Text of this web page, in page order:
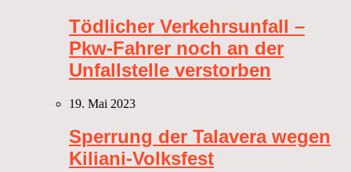
Tödlicher Verkehrsunfall –
Pkw-Fahrer noch an der
Unfallstelle verstorben
19. Mai 2023
Sperrung der Talavera wegen
Kiliani-Volksfest